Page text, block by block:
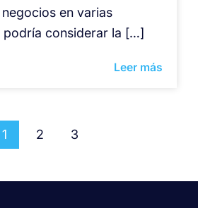
en varias
podría considerar la […]
Leer más
1 2 3